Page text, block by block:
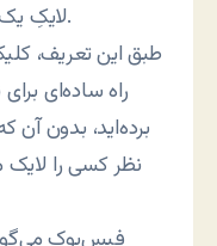
لایکِ یک آگهی هم در فیس‌بوک وجود دارد.
طبق این تعریف،
راه ساده‌ای
برده‌اید، بدون آن
نظر کسی را